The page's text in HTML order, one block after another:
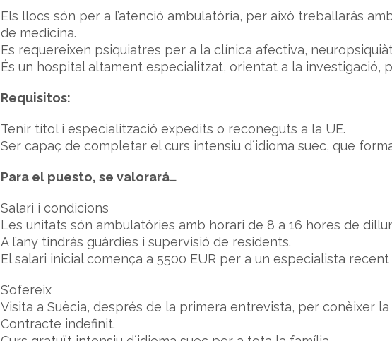
Els llocs són per a l’atenció ambulatòria, per això treballaràs
de medicina.
Es requereixen psiquiatres per a la clínica afectiva,
És un hospital altament especialitzat, orientat a la investigació,
Requisitos:
Tenir títol i especialització expedits o reconeguts a la UE.
Ser capaç de completar el curs intensiu d´idioma suec, que
Para el puesto, se valorará…
Salari i condicions
Les unitats són ambulatòries amb horari de 8 a 16 hores de
A l’any tindràs guàrdies i supervisió de residents.
El salari inicial comença a 5500 EUR per a un especialista
S’ofereix
Visita a Suècia, després de la primera entrevista, per conèixer
Contracte indefinit.